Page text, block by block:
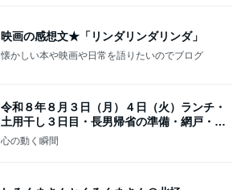
映画の感想文★「リンダリンダリンダ」
懐かしい本や映画や日常を語りたいのでブログ
令和８年８月３日（月）４日（火）ランチ・
土用干し３日目・長男帰省の準備・網戸・４
位
心の動く瞬間